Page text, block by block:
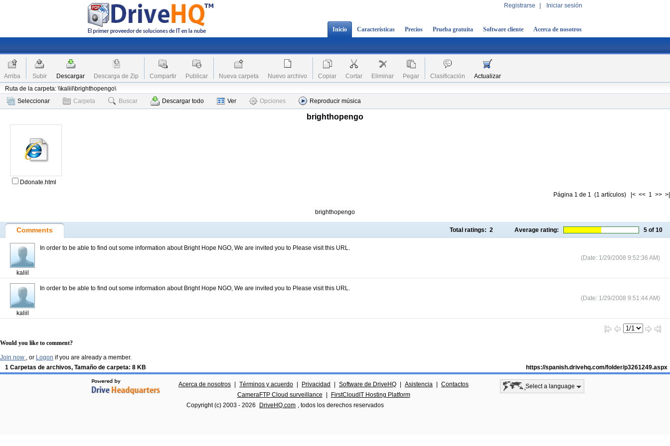
Registrarse Iniciar sesión
Inicio Características Precios Prueba gratuita Software cliente Acerca de nosotros
Arriba Subir Descargar Descarga de Zip Compartir Publicar Nueva carpeta Nuevo archivo Copiar Cortar Eliminar Pegar Clasificación
Actualizar
Ruta de la carpeta: \\kaliil\brighthopengo\
Seleccionar
Carpeta Buscar Descargar todo Ver Opciones Reproducir música
brighthopengo
Ddonate.html
Página 1 de 1 (1 artículos) |< << 1 >> >|
brighthopengo
Comments Total ratings: 2 Average rating: 5 of 10
kaliil
In order to be able to find out some information about Bright Hope NGO, We are invited you to Please visit this URL.
(Date: 1/29/2008 9:52:36 AM)
kaliil
In order to be able to find out some information about Bright Hope NGO, We are invited you to Please visit this URL.
(Date: 1/29/2008 9:51:44 AM)
Would you like to comment?
Join now , or Logon if you are already a member.
1 Carpetas de archivos, Tamaño de carpeta: 8 KB
https://spanish.drivehq.com/folder/p3261249.aspx
Acerca de nosotros Términos y acuerdo Privacidad Software de DriveHQ Asistencia
Contactos
CameraFTP Cloud surveillance
FirstCloudIT Hosting Platform
Copyright (c) 2003 - 2026 DriveHQ.com , todos los derechos reservados
Select a language